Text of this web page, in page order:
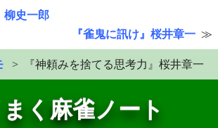
柳史一郎
『雀鬼に訊け』桜井章一
『神頼みを捨てる思考力』桜井章一
く麻雀ノート